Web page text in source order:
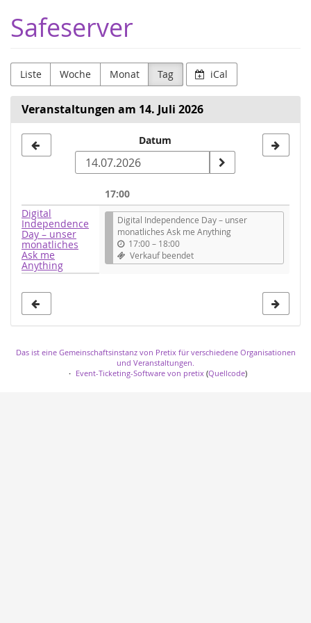
Haupt-
Inhalt
Safeserver
Liste Woche Monat Tag iCal
Veranstaltungen am 14. Juli 2026
zur
auswählen
Datum
17:00
Digital
Independence
Day – unser
monatliches
Ask me
Anything
Digital Independence Day – unser
monatliches Ask me Anything
17:00– 18:00
Verkauf beendet
Das ist eine Gemeinschaftsinstanz von Pretix für verschiedene Organisationen
und Veranstaltungen.
Event-Ticketing-Software von pretix(Quellcode)